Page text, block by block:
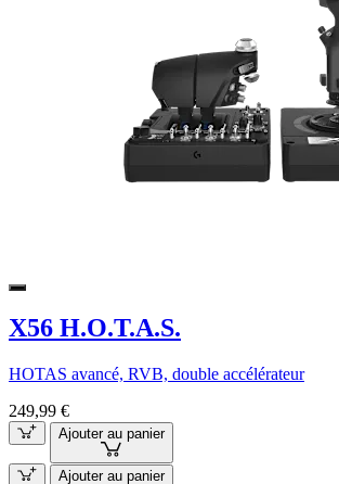
X56 H.O.T.A.S.
HOTAS avancé, RVB, double accélérateur
249,99 €
Ajouter au panier
Ajouter au panier